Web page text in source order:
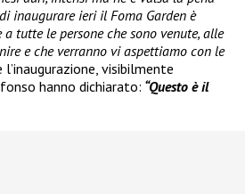
inaugurare ieri il Foma Garden è
tutte le persone che sono venute, alle
e che verranno vi aspettiamo con le
l’inaugurazione, visibilmente
hanno dichiarato: “Questo è il